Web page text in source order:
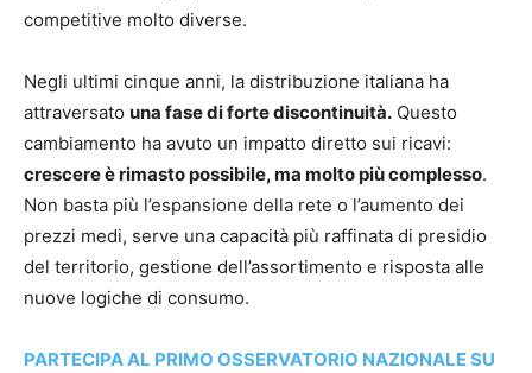
competitive molto diverse.
Negli ultimi cinque anni, la distribuzione italiana ha
attraversato una fase di forte discontinuità. Questo
cambiamento ha avuto un impatto diretto sui ricavi:
crescere è rimasto possibile, ma molto più complesso.
Non basta più l’espansione della rete o l’aumento dei
prezzi medi, serve una capacità più raffinata di presidio
del territorio, gestione dell’assortimento e risposta alle
nuove logiche di consumo.
PARTECIPA AL PRIMO OSSERVATORIO NAZIONALE SU